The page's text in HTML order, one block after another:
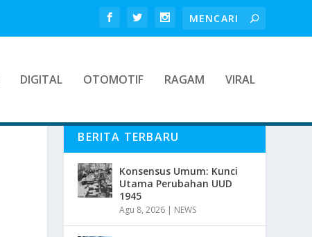
DIGITAL OTOMOTIF RAGAM VIRAL
BERITA TERBARU
Konsensus Umum: Kunci
Utama Perubahan UUD
1945
Agu 8, 2026 | NEWS